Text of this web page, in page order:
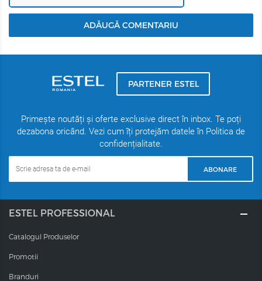
ADĂUGĂ COMENTARIU
PARTENER ESTEL
Primește noutăți și oferte exclusive direct în inbox. Te poți
dezabona oricând. Vezi cum îți protejăm datele în Politica de
confidențialitate.
ABONARE
ESTEL PROFESSIONAL
Catalogul Produselor
Promotii
Branduri